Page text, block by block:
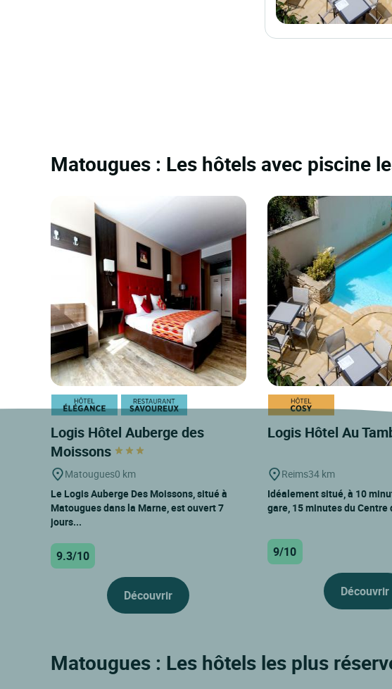
Matougues : Les hôtels avec piscine
Logis Hôtel Auberge des
Moissons
Matougues0 km
Le Logis Auberge Des Moissons, situé à
Matougues dans la Marne, est ouvert 7
jours...
9.3/10
Découvrir
Logis Hôtel Au
Reims34 km
Idéalement situé, à 10
gare, 15 minutes du Centre
9/10
Découvrir
Matougues : Les hôtels les plus